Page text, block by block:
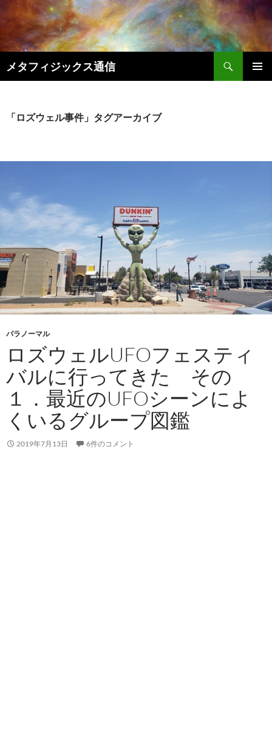
テ
ン
へ
メタフィジックス通信
索
「ロズウェル事件」タグアーカイブ
パラノーマル
ロズウェルUFOフェスティ
バルに行ってきた その
１．最近のUFOシーンによ
くいるグループ図鑑
2019年7月13日 6件のコメント